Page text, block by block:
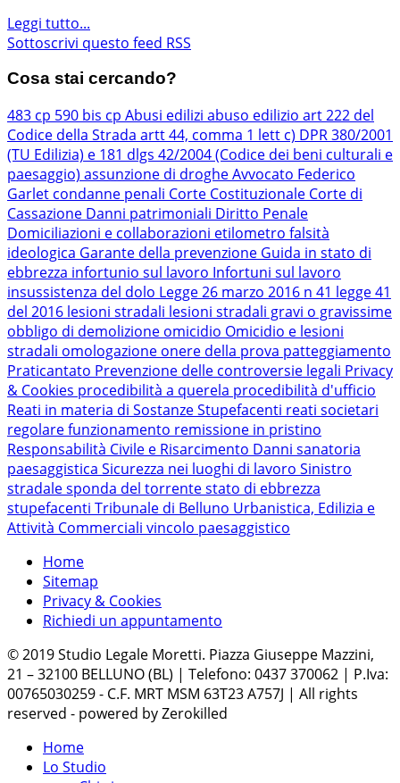
Leggi tutto...
Sottoscrivi questo feed RSS
Cosa stai cercando?
483 cp 590 bis cp Abusi edilizi abuso edilizio art 222 del
Codice della Strada artt 44, comma 1 lett c) DPR 380/2001
(TU Edilizia) e 181 dlgs 42/2004 (Codice dei beni culturali e
paesaggio) assunzione di drogheAvvocato Federico
Garlet condanne penali Corte Costituzionale Corte di
Cassazione Danni patrimoniali Diritto Penale
Domiciliazioni e collaborazioni etilometro falsità
ideologica Garante della prevenzione Guida in stato di
ebbrezza infortunio sul lavoro Infortuni sul lavoro
insussistenza del dolo Legge 26 marzo 2016 n 41 legge 41
del 2016 lesioni stradali lesioni stradali gravi o gravissime
obbligo di demolizione omicidio Omicidio e lesioni
stradali omologazione onere della prova patteggiamento
Praticantato Prevenzione delle controversie legali Privacy
& Cookies procedibilità a querela procedibilità d'ufficio
Reati in materia di Sostanze Stupefacenti reati societari
regolare funzionamento remissione in pristino
Responsabilità Civile e Risarcimento Danni sanatoria
paesaggistica Sicurezza nei luoghi di lavoro Sinistro
stradalesponda del torrentestato di ebbrezza
stupefacenti Tribunale di Belluno Urbanistica, Edilizia e
Attività Commerciali vincolo paesaggistico
Home
Sitemap
Privacy & Cookies
Richiedi un appuntamento
© 2019 Studio Legale Moretti. Piazza Giuseppe Mazzini,
21 – 32100 BELLUNO (BL) | Telefono: 0437 370062 | P.Iva:
00765030259 - C.F. MRT MSM 63T23 A757J | All rights
reserved - powered by Zerokilled
Home
Lo Studio